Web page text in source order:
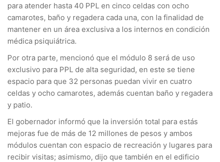
para atender hasta 40 PPL en cinco celdas con ocho
camarotes, baño y regadera cada una, con la finalidad de
mantener en un área exclusiva a los internos en condición
médica psiquiátrica.
Por otra parte, mencionó que el módulo 8 será de uso
exclusivo para PPL de alta seguridad, en este se tiene
espacio para que 32 personas puedan vivir en cuatro
celdas y ocho camarotes, además cuentan baño y regadera
y patio.
El gobernador informó que la inversión total para estás
mejoras fue de más de 12 millones de pesos y ambos
módulos cuentan con espacio de recreación y lugares para
recibir visitas; asimismo, dijo que también en el edificio